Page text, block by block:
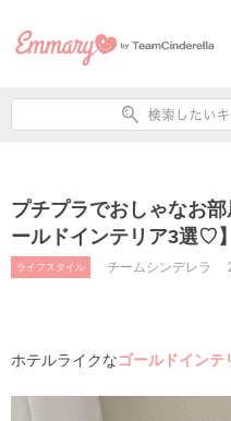
プチプラでおしゃなお
ールドインテリア3選♡】
ライフスタイル チームシンデレラ
ホテルライクなゴールドインテ